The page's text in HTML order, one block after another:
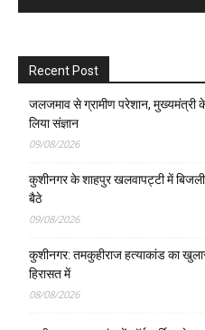
Recent Post
जलजमाव से ग्रामीण परेशान, मुख्यमंत्री
लिया संज्ञान
09/08/2026
कुशीनगर के शाहपुर खलवापट्टी में
बैठे
09/08/2026
कुशीनगर: तमकुहीराज हत्याकांड का
हिरासत में
08/08/2026